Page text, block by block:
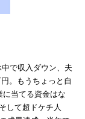
で収入ダウン、夫
。もうちょっと自
当てる資金はな
して超ドケチ人